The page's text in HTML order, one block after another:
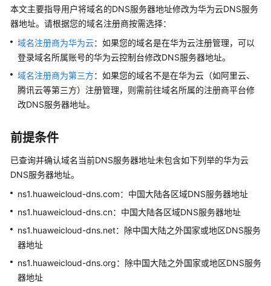
门
用
户
指
南
通
IAM
予
使
用
的
权
限
公
本文主要指导用户将域名的DNS服务器地址修改为华为云DNS服务
器地址。请根据您的域名注册商按需选择：
域名注册商为华为云：如果您的域名是在华为云注册管理，可以
登录域名所属账号的华为云控制台修改DNS服务器地址。
域名注册商为第三方：如果您的域名不是在华为云（如阿里云、
腾讯云等第三方）注册管理，则需前往域名所属的注册商平台修
改DNS服务器地址。
前提条件
已查询并确认域名当前DNS服务器地址未包含如下列举的华为云
DNS服务器地址。
ns1.huaweicloud-dns.com：中国大陆各区域DNS服务器地址
ns1.huaweicloud-dns.cn：中国大陆各区域DNS服务器地址
ns1.huaweicloud-dns.net：除中国大陆之外国家或地区DNS服务
器地址
ns1.huaweicloud-dns.org：除中国大陆之外国家或地区DNS服务
器地址